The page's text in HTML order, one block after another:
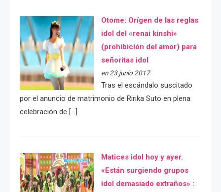
Otome: Orígen de las reglas
idol del «renai kinshi»
(prohibición del amor) para
señoritas idol
en 23 junio 2017
Tras el escándalo suscitado
por el anuncio de matrimonio de Ririka Suto en plena
celebración de […]
Matices idol hoy y ayer.
«Están surgiendo grupos
idol demasiado extraños» :